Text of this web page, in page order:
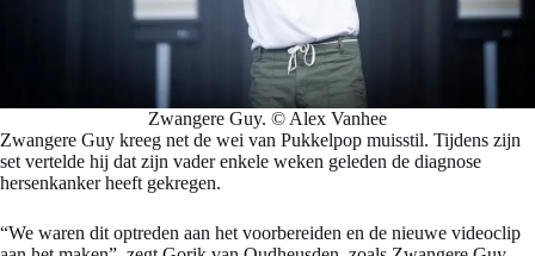
Zwangere Guy. © Alex Vanhee
Zwangere Guy kreeg net de wei van Pukkelpop muisstil. Tijdens zijn
set vertelde hij dat zijn vader enkele weken geleden de diagnose
hersenkanker heeft gekregen.
“We waren dit optreden aan het voorbereiden en de nieuwe videoclip